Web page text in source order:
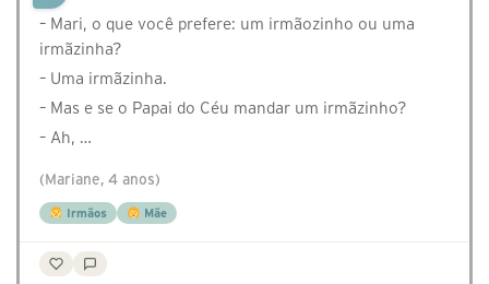
– Mari, o que você prefere: um irmãozinho ou uma
irmãzinha?
– Uma irmãzinha.
– Mas e se o Papai do Céu mandar um irmãzinho?
– Ah, …
(Mariane, 4 anos)
Irmãos Mãe